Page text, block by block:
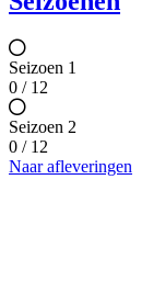
Seizoen 1
0 / 12
Seizoen 2
0 / 12
Naar afleveringen